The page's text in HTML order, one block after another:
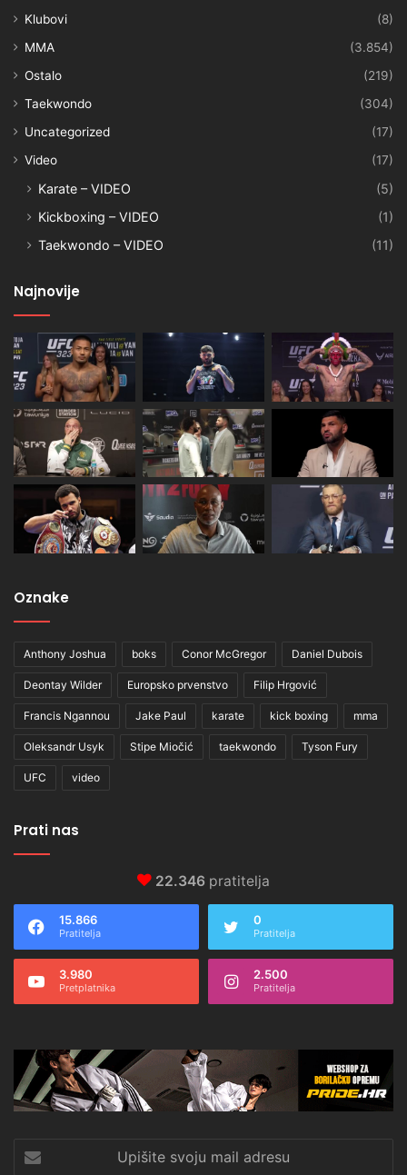
Klubovi
(8)
MMA
(3.854)
Ostalo
(219)
Taekwondo
(304)
Uncategorized
(17)
Video
(17)
Karate – VIDEO
(5)
Kickboxing – VIDEO
(1)
Taekwondo – VIDEO
(11)
Najnovije
Oznake
Anthony Joshua boks Conor McGregor Daniel Dubois
Deontay Wilder Europsko prvenstvo Filip Hrgović
Francis Ngannou Jake Paul karate kick boxing mma
Oleksandr Usyk Stipe Miočić taekwondo Tyson Fury
UFC video
Prati nas
22.346 pratitelja
15.866
Pratitelja
0
Pratitelja
3.980
Pretplatnika
2.500
Pratitelja
svoju